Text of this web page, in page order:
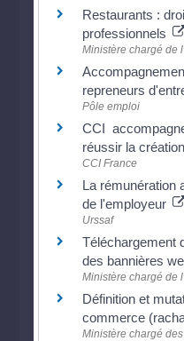
Restaurants :
professionnels
Ministère chargé de
repreneurs
Pôle emploi
CCI
réussir la
CCI France
La rémunération
de l'employeur
Urssaf
Téléchargement
des bannières
Ministère chargé de
Définition et
commerce
Ministère chargé